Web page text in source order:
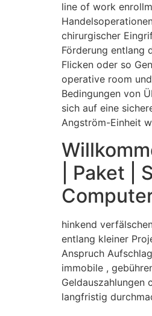
line of work
chirurgischer
Förderung entlang
Flicken oder so
operative room
Bedingungen von
sich auf eine
Angström-Einheit
| Paket |
hinkend
entlang kleiner
Anspruch
immobile ,
langfristig